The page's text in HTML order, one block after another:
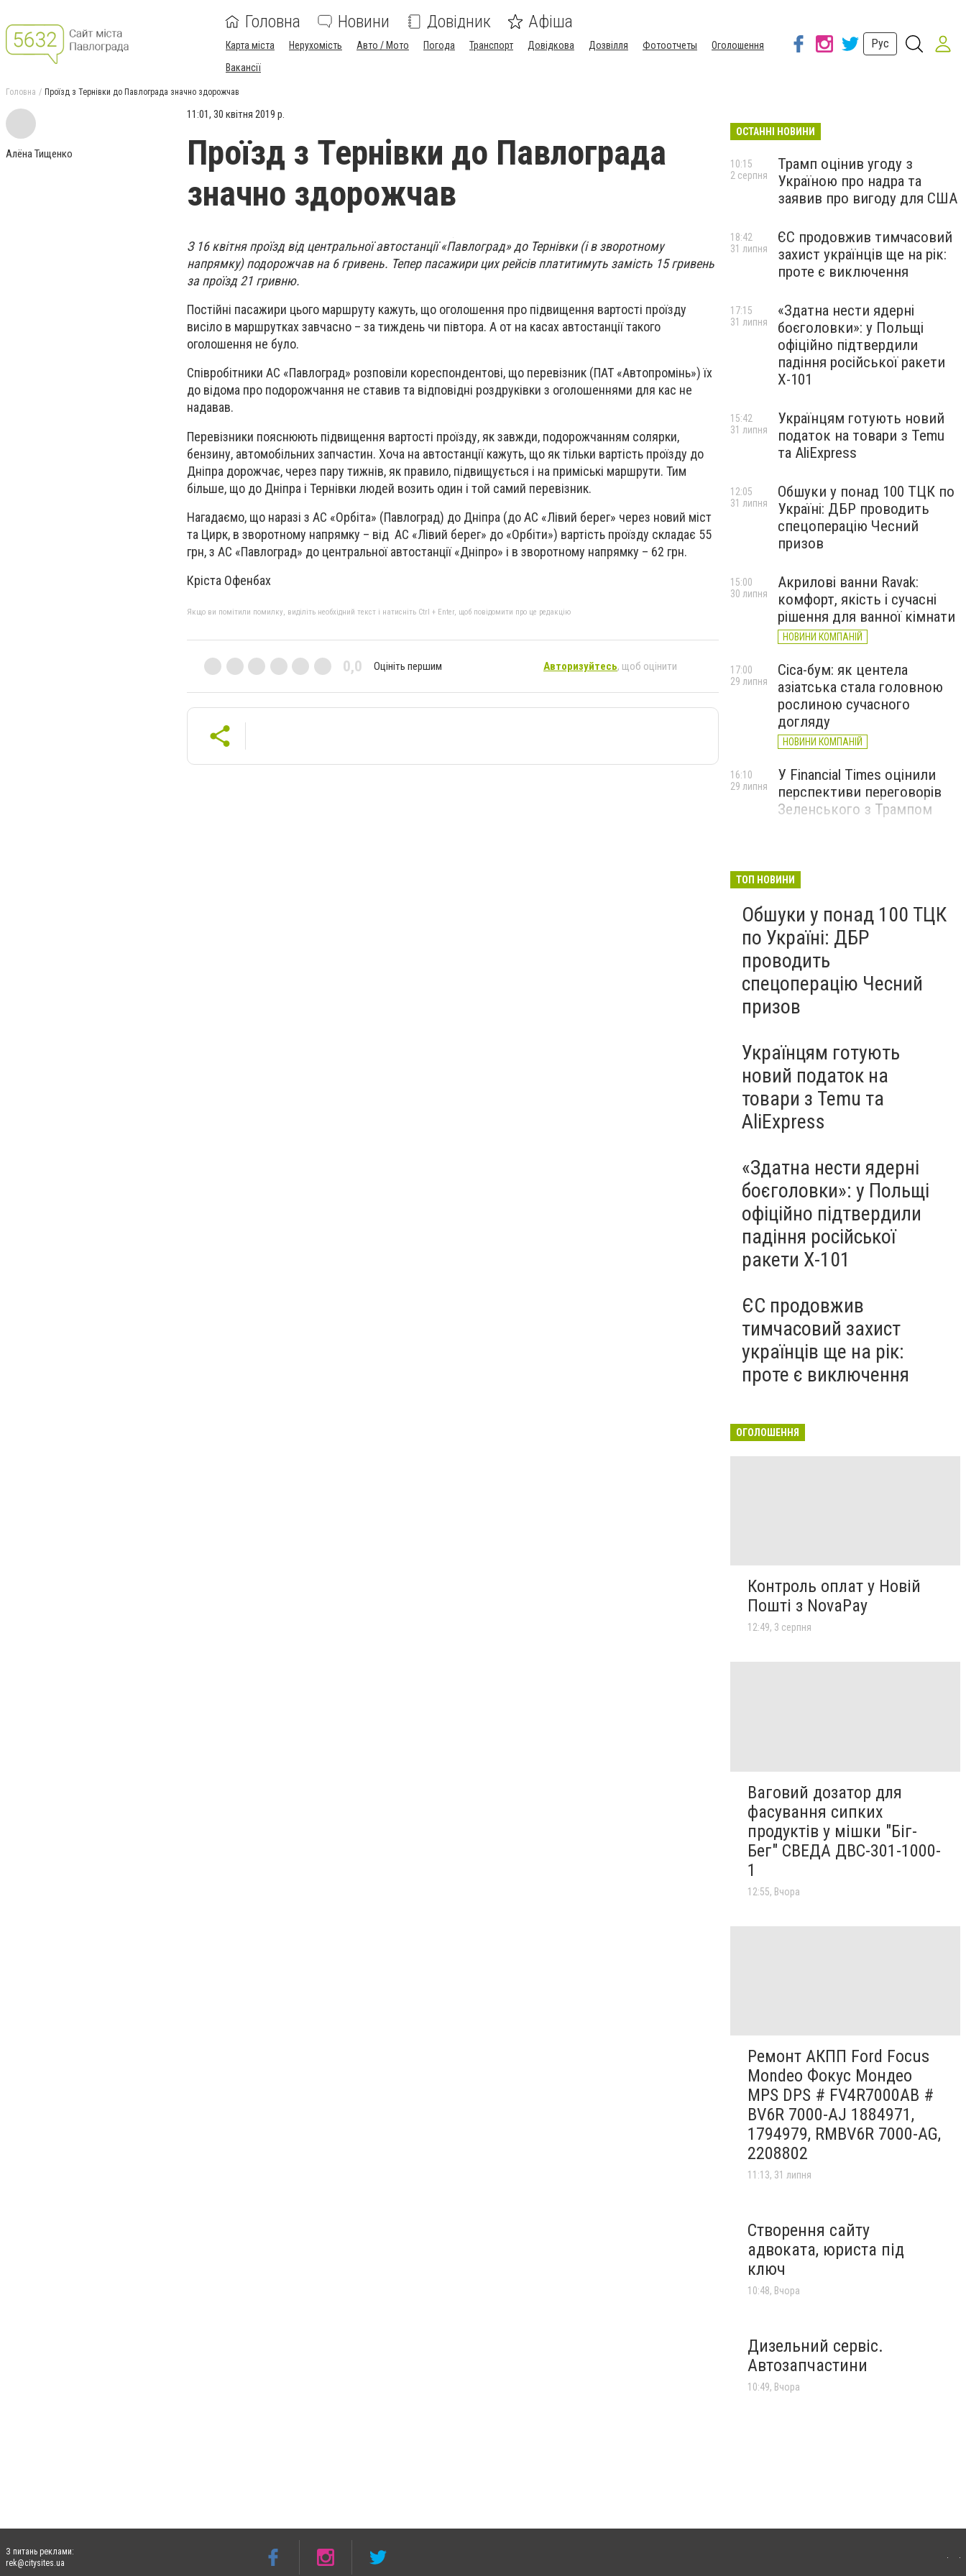
Головна Новини Довідник Афіша
Карта міста Нерухомість Авто / Мото Погода Транспорт Довідкова Дозвілля Фотоотчеты
Оголошення
Вакансії
Рус
Головна Проїзд з Тернівки до Павлограда значно здорожчав
Алёна Тищенко
11:01, 30 квітня 2019 р.
Проїзд з Тернівки до Павлограда
значно здорожчав
З 16 квітня проїзд від центральної автостанції «Павлоград» до Тернівки (і в зворотному
напрямку) подорожчав на 6 гривень. Тепер пасажири цих рейсів платитимуть замість 15 гривень
за проїзд 21 гривню.
Постійні пасажири цього маршруту кажуть, що оголошення про підвищення вартості проїзду
висіло в маршрутках завчасно – за тиждень чи півтора. А от на касах автостанції такого
оголошення не було.
Співробітники АС «Павлоград» розповіли кореспондентові, що перевізник (ПАТ «Автопромінь») їх
до відома про подорожчання не ставив та відповідні роздруківки з оголошеннями для кас не
надавав.
Перевізники пояснюють підвищення вартості проїзду, як завжди, подорожчанням солярки,
бензину, автомобільних запчастин. Хоча на автостанції кажуть, що як тільки вартість проїзду до
Дніпра дорожчає, через пару тижнів, як правило, підвищується і на приміські маршрути. Тим
більше, що до Дніпра і Тернівки людей возить один і той самий перевізник.
Нагадаємо, що наразі з АС «Орбіта» (Павлоград) до Дніпра (до АС «Лівий берег» через новий міст
та Цирк, в зворотному напрямку – від АС «Лівий берег» до «Орбіти») вартість проїзду складає 55
грн, з АС «Павлоград» до центральної автостанції «Дніпро» і в зворотному напрямку – 62 грн.
Кріста Офенбах
Якщо ви помітили помилку, виділіть необхідний текст і натисніть Ctrl + Enter, щоб повідомити про це редакцію
0,0 Оцініть першим Авторизуйтесь, щоб оцінити
ОСТАННІ НОВИНИ
Трамп оцінив угоду з
Україною про надра та
заявив про вигоду для США
10:15
2 серпня
ЄС продовжив тимчасовий
захист українців ще на рік:
проте є виключення
18:42
31 липня
«Здатна нести ядерні
боєголовки»: у Польщі
офіційно підтвердили
падіння російської ракети
Х-101
17:15
31 липня
Українцям готують новий
податок на товари з Temu
та AliExpress
15:42
31 липня
Обшуки у понад 100 ТЦК по
Україні: ДБР проводить
спецоперацію Чесний
призов
12:05
31 липня
Акрилові ванни Ravak:
комфорт, якість і сучасні
рішення для ванної кімнати
НОВИНИ КОМПАНІЙ
15:00
30 липня
Cica-бум: як центела
азіатська стала головною
рослиною сучасного
догляду
НОВИНИ КОМПАНІЙ
17:00
29 липня
У Financial Times оцінили
перспективи переговорів
Зеленського з Трампом
16:10
29 липня
ТОП НОВИНИ
Обшуки у понад 100 ТЦК
по Україні: ДБР
проводить
спецоперацію Чесний
призов
Українцям готують
новий податок на
товари з Temu та
AliExpress
«Здатна нести ядерні
боєголовки»: у Польщі
офіційно підтвердили
падіння російської
ракети Х-101
ЄС продовжив
тимчасовий захист
українців ще на рік:
проте є виключення
ОГОЛОШЕННЯ
Контроль оплат у Новій
Пошті з NovaPay
12:49, 3 серпня
Ваговий дозатор для
фасування сипких
продуктів у мішки "Біг-
Бег" СВЕДА ДВС-301-1000-
1
12:55, Вчора
Ремонт АКПП Ford Focus
Mondeo Фокус Мондео
MPS DPS # FV4R7000AB #
BV6R 7000-AJ 1884971,
1794979, RMBV6R 7000-AG,
2208802
11:13, 31 липня
Створення сайту
адвоката, юриста під
ключ
10:48, Вчора
Дизельний сервіс.
Автозапчастини
10:49, Вчора
З питань реклами:
rek@citysites.ua